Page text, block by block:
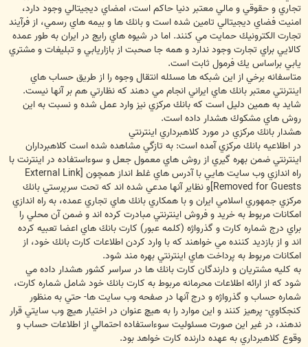
تجاري و حقوقي و مالي معتبر دنيا حاكم است، امضاي ديجيتالي وجود دارد،
امنيت فضاي ديجيتالي تامين شده است و بانك ها و بيمه هاي رسمي، از فرآيند
تجارت الكترونيك حمايت مي كنند. اما در شيوه هاي رايج در ايران به طور عمده
كالايي براي تجارت وجود ندارد و همه جا صحبت از بازاريابي و تبليغات و مشتري
يابي براساس يك فرمول ثابت است.
متاسفانه برخي از اين شبكه ها مسئله انتقال وجوه را از طريق حساب هاي
اينترنتي معتبر بانك هاي ايراني انجام مي دهند كه نظارتي هم بر آنها نيست.
شايد به همين دليل است كه بانك مركزي نيز وارد عمل شده و نسبت به اين
روش هاي مشكوك هشدار داده است.
هشدار بانك مركزي در مورد كلاهبرداري اينترنتي
در اطلاعيه بانك مركزي آمده است: به تازگي مشاهده شده است كلاهبرداران
اينترنتي ضمن بهره گيري از روش هاي معمول جعل و سوءاستفاده در اينترنت با
راه اندازي وب سايت هايي با آدرس هاي غلط انداز همچون [External Link
Removed for Guests] و نظاير آنها مدعي شده اند كه تحت سرپرستي بانك
مركزي جمهوري اسلامي ايران و با همكاري بانك هاي تجاري عمده، به راه اندازي
امكانات مربوط به خريد و فروش اينترنتي مبادرت كرده اند و ضمن آن محلي را
براي درج شماره كارت و گذرواژه (كلمه عبور) كارت بانك هاي اعضا تعبيه كرده
اند و از بازديد كننده مي خواهند كه با وارد كردن اطلاعات كارت بانك خود، از
امكانات مربوط به پرداخت هاي اينترنتي بهره مند شود.
به كليه مشتريان و دارندگان كارت بانك ها در سراسر كشور هشدار داده مي
شود كه از ارائه اطلاعات محرمانه مربوط به كارت بانك خود شامل شماره كارت،
شماره حساب و گذرواژه و درج آنها در صفحه وب سايت ها- حتي به منظور
كنجكاوي- پرهيز كنند و اين موارد را به هيچ عنوان در اختيار هيچ وب سايتي قرار
ندهند، در غير اين صورت مسئوليت سوءاستفاده احتمالي از اطلاعات حساب و
وقوع كلاهبرداري به عهده دارنده كارت خواهد بود.